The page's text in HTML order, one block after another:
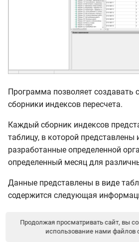
Программа позволяет создавать
сборники индексов пересчета.
Каждый сборник индексов
таблицу, в которой представлены
разработанные определенной
определенный месяц для
Данные представлены в виде
содержится следующая
Шифр каждого индекса;
конструктивных элементов;
Продолжая просматривать сайт, вы
использование нами файлов